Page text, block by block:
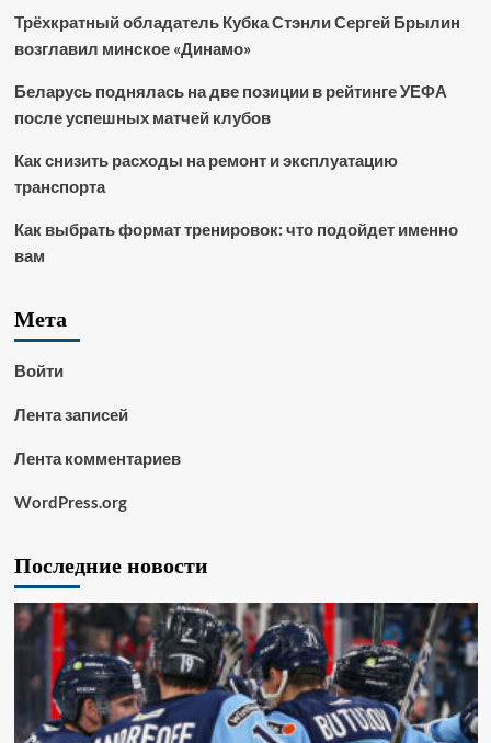
Трёхкратный обладатель Кубка Стэнли Сергей Брылин
возглавил минское «Динамо»
Беларусь поднялась на две позиции в рейтинге УЕФА
после успешных матчей клубов
Как снизить расходы на ремонт и эксплуатацию
транспорта
Как выбрать формат тренировок: что подойдет именно
вам
Мета
Войти
Лента записей
Лента комментариев
WordPress.org
Последние новости